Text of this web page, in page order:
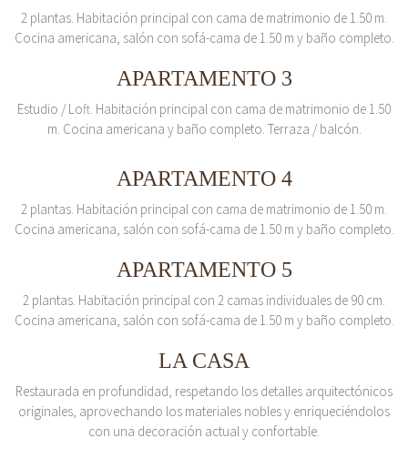
2 plantas. Habitación principal con cama de matrimonio de 1.50 m.
Cocina americana, salón con sofá-cama de 1.50 m y baño completo.
APARTAMENTO 3
Estudio / Loft. Habitación principal con cama de matrimonio de 1.50
m. Cocina americana y baño completo. Terraza / balcón.
APARTAMENTO 4
2 plantas. Habitación principal con cama de matrimonio de 1.50 m.
Cocina americana, salón con sofá-cama de 1.50 m y baño completo.
APARTAMENTO 5
2 plantas. Habitación principal con 2 camas individuales de 90 cm.
Cocina americana, salón con sofá-cama de 1.50 m y baño completo.
LA CASA
Restaurada en profundidad, respetando los detalles arquitectónicos
originales, aprovechando los materiales nobles y enriqueciéndolos
con una decoración actual y confortable.